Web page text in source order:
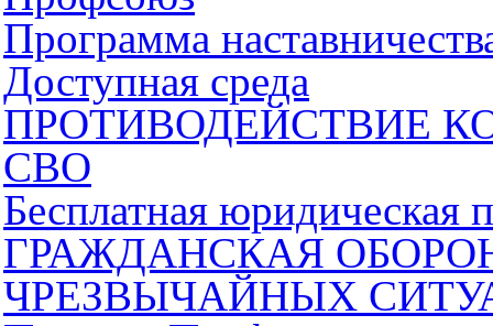
Программа
Доступная среда
ПРОТИВОДЕЙСТВИЕ
СВО
Бесплатная юридическая
ГРАЖДАНСКАЯ
ЧРЕЗВЫЧАЙНЫХ